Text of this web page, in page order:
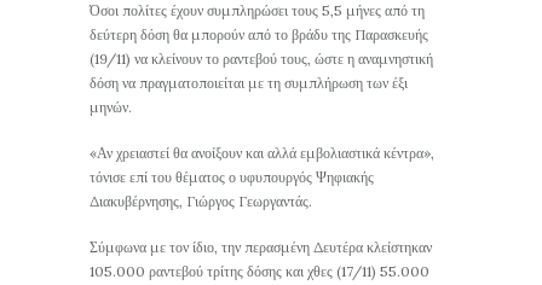
Όσοι πολίτες έχουν συμπληρώσει τους 5,5 μήνες από τη
δεύτερη δόση θα μπορούν από το βράδυ της Παρασκευής
(19/11) να κλείνουν το ραντεβού τους, ώστε η αναμνηστική
δόση να πραγματοποιείται με τη συμπλήρωση των έξι
μηνών.
«Αν χρειαστεί θα ανοίξουν και αλλά εμβολιαστικά κέντρα»,
τόνισε επί του θέματος ο υφυπουργός Ψηφιακής
Διακυβέρνησης, Γιώργος Γεωργαντάς.
Σύμφωνα με τον ίδιο, την περασμένη Δευτέρα κλείστηκαν
105.000 ραντεβού τρίτης δόσης και χθες (17/11) 55.000